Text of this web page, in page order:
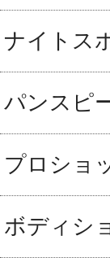
ナイトス
パンスピ
プロショ
ボディシ